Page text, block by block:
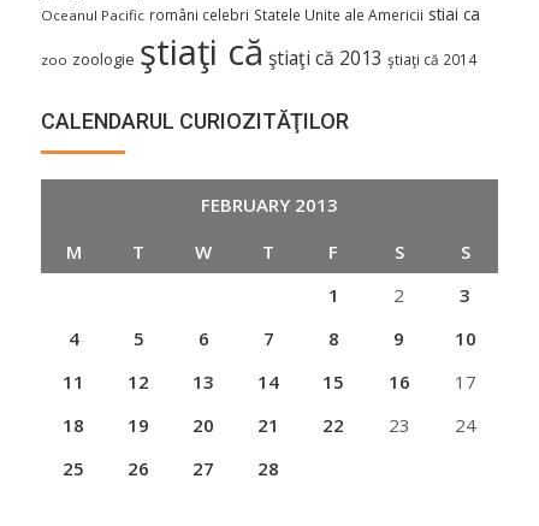
Oceanul Pacific români celebri Statele Unite ale Americii stiai ca
zoo zoologie ştiaţi că ştiaţi că 2013 ştiaţi că 2014
CALENDARUL CURIOZITĂŢILOR
FEBRUARY 2013
M
T W T F S
S
1
2
3
4
5 6 7 8 9
10
11
12 13 14 15 16
17
18
19 20 21 22 23
24
25
26 27 28